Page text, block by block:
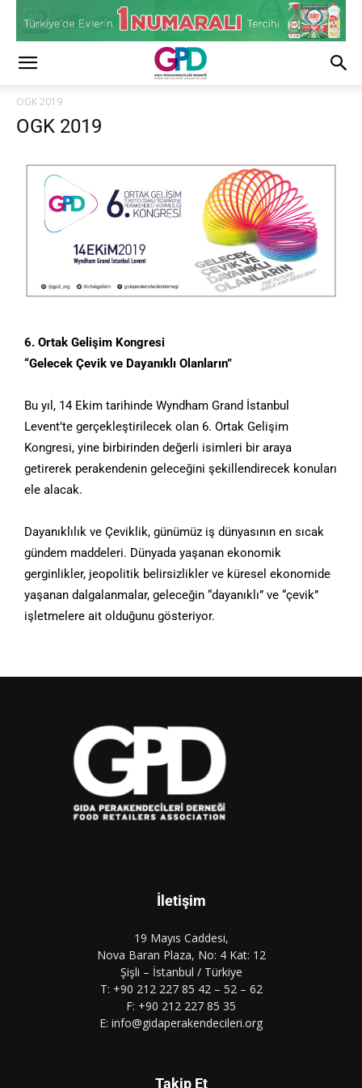
OGK 2019
OGK 2019
6. Ortak Gelişim Kongresi
“Gelecek Çevik ve Dayanıklı Olanların”
Bu yıl, 14 Ekim tarihinde Wyndham Grand İstanbul
Levent’te gerçekleştirilecek olan 6. Ortak Gelişim
Kongresi, yine birbirinden değerli isimleri bir araya
getirerek perakendenin geleceğini şekillendirecek konuları
ele alacak.
Dayanıklılık ve Çeviklik, günümüz iş dünyasının en sıcak
gündem maddeleri. Dünyada yaşanan ekonomik
gerginlikler, jeopolitik belirsizlikler ve küresel ekonomide
yaşanan dalgalanmalar, geleceğin “dayanıklı” ve “çevik”
işletmelere ait olduğunu gösteriyor.
İletişim
19 Mayıs Caddesi,
Nova Baran Plaza, No: 4 Kat: 12
Şişli – İstanbul / Türkiye
T: +90 212 227 85 42 – 52 – 62
F: +90 212 227 85 35
E: info@gidaperakendecileri.org
Takip Et